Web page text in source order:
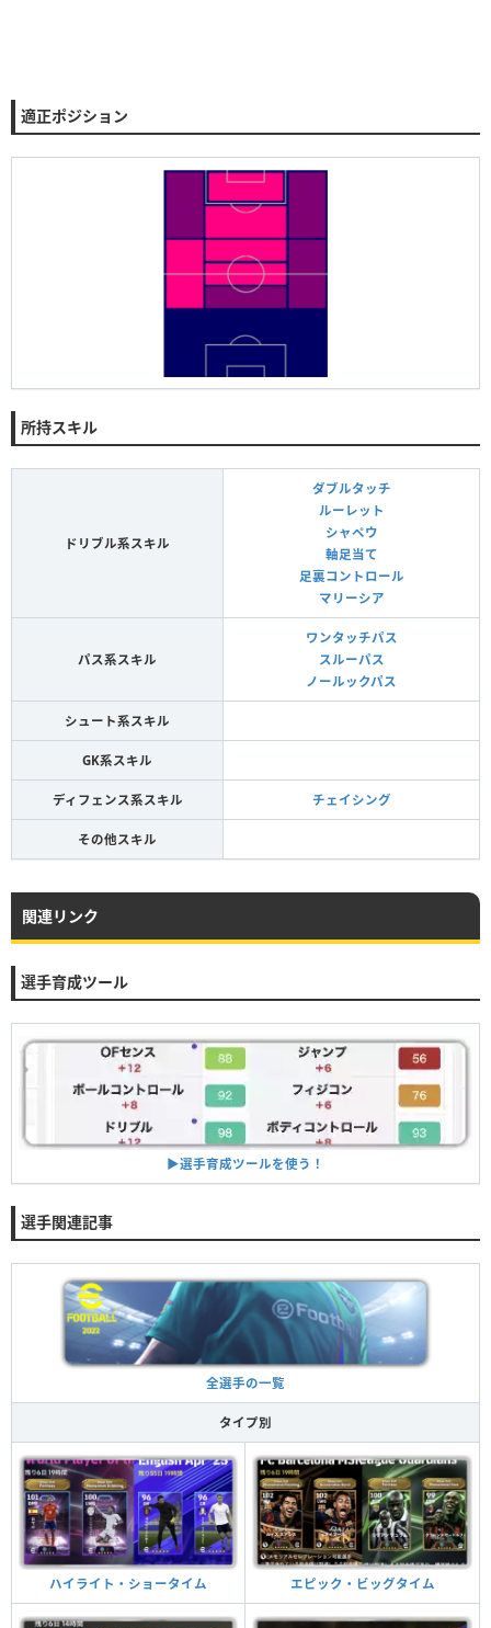
適正ポジション
所持スキル
ドリブル系スキル
ダブルタッチ
ルーレット
シャペウ
軸足当て
足裏コントロール
マリーシア
パス系スキル
ワンタッチパス
スルーパス
ノールックパス
シュート系スキル
GK系スキル
ディフェンス系スキル チェイシング
その他スキル
関連リンク
選手育成ツール
▶︎選手育成ツールを使う！
選手関連記事
全選手の一覧
タイプ別
ハイライト・ショータイム エピック・ビッグタイム